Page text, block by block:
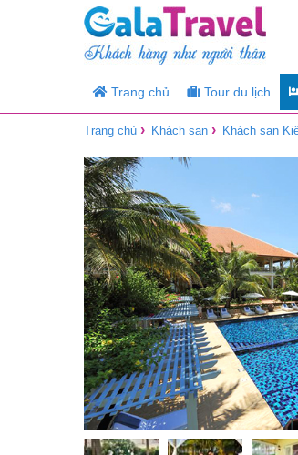
Trang chủ Tour du lịch
Trang chủ › Khách sạn › Khách sạn